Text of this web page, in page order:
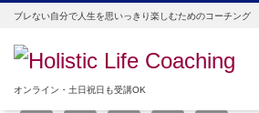
ブレない自分で人生を思いっきり楽しむためのコーチング
オンライン・土日祝日も受講OK